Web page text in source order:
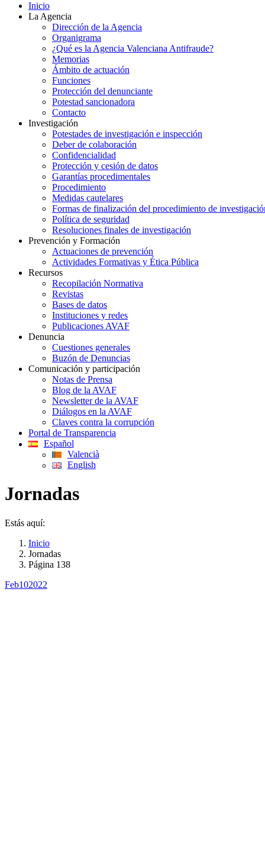
Inicio
La Agencia
Dirección de la Agencia
Organigrama
¿Qué es la Agencia Valenciana Antifraude?
Memorias
Ámbito de actuación
Funciones
Protección del denunciante
Potestad sancionadora
Contacto
Investigación
Potestades de investigación e inspección
Deber de colaboración
Confidencialidad
Protección y cesión de datos
Garantías procedimentales
Procedimiento
Medidas cautelares
Formas de finalización del procedimiento de
Política de seguridad
Resoluciones finales de investigación
Prevención y Formación
Actuaciones de prevención
Actividades Formativas y Ética Pública
Recursos
Recopilación Normativa
Revistas
Bases de datos
Instituciones y redes
Publicaciones AVAF
Denuncia
Cuestiones generales
Buzón de Denuncias
Comunicación y participación
Notas de Prensa
Blog de la AVAF
Newsletter de la AVAF
Diálogos en la AVAF
Claves contra la corrupción
Portal de Transparencia
Español
Valencià
English
Jornadas
Estás aquí:
Inicio
Jornadas
Página 138
Feb102022